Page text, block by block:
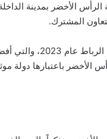
المشترك.
كما استحضر الوزير انعقاد
الأخضر باعتبارها دولة